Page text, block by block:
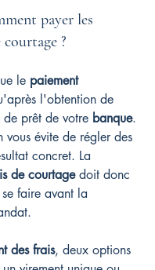
payer les
?
le paiement
l'obtention de
de prêt de votre banque.
vous évite de régler des
concret. La
de courtage doit donc
faire avant la
des frais, deux options